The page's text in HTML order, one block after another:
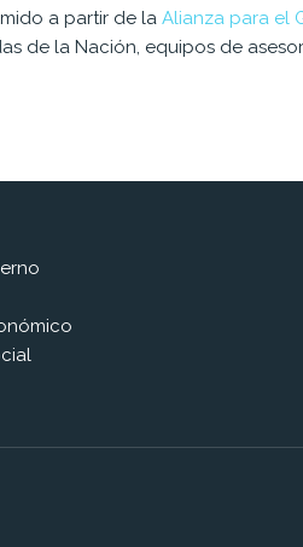
a partir de laAlianza para el
de la Nación, equipos de